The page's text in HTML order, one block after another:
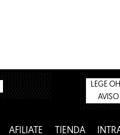
LEGE
AVISO
AFÍLIATE TIENDA